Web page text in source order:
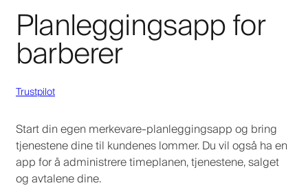
Planleggingsapp for
barberer
Trustpilot
Start din egen merkevare-planleggingsapp og bring
tjenestene dine til kundenes lommer. Du vil også ha en
app for å administrere timeplanen, tjenestene, salget
og avtalene dine.